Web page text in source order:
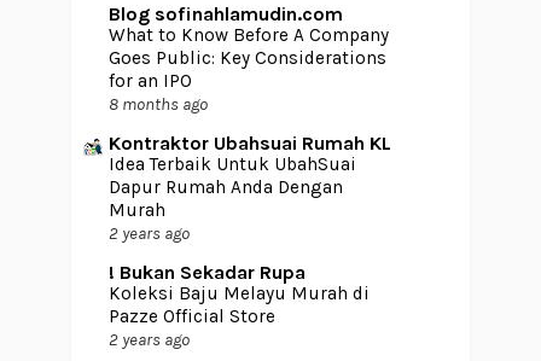
Blog sofinahlamudin.com
What to Know Before A Company
Goes Public: Key Considerations
for an IPO
8 months ago
Kontraktor Ubahsuai Rumah KL
Idea Terbaik Untuk UbahSuai
Dapur Rumah Anda Dengan
Murah
2 years ago
! Bukan Sekadar Rupa
Koleksi Baju Melayu Murah di
Pazze Official Store
2 years ago